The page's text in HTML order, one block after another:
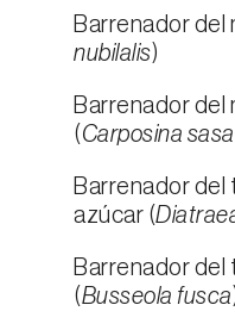
Barrenador del
nubilalis)
Barrenador del
(Carposina
Barrenador del
azúcar (
Barrenador del
(Busseola fusca